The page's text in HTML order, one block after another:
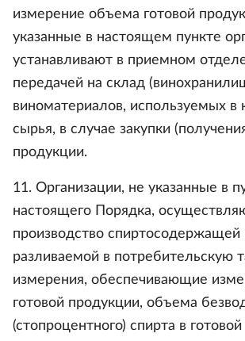
измерение объема готовой
указанные в настоящем пункте
устанавливают в приемном
передачей на склад
виноматериалов, используемых в
сырья, в случае закупки
продукции.
11. Организации, не указанные в
настоящего Порядка,
производство спиртосодержащей
разливаемой в потребительскую
измерения, обеспечивающие
готовой продукции, объема
(стопроцентного) спирта в